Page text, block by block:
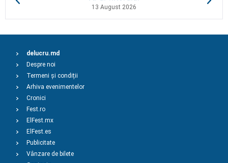
13 August 2026
delucru.md
Despre noi
Termeni și condiții
Arhiva evenimentelor
Cronici
Fest.ro
ElFest.mx
ElFest.es
Publicitate
Vânzare de bilete